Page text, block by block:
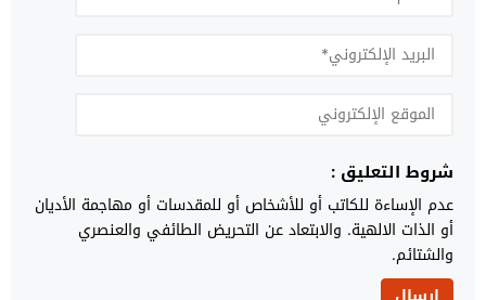
شروط التعليق :
عدم الإساءة للكاتب أو للأشخاص أو للمقدسات أو مهاجمة الأديان
أو الذات الالهية. والابتعاد عن التحريض الطائفي والعنصري
والشتائم.